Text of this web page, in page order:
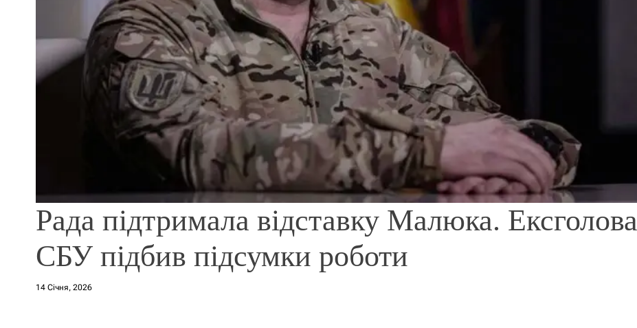
Рада підтримала відставку Малюка. Ексголова
СБУ підбив підсумки роботи
14 Січня, 2026